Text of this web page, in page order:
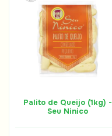
Palito de Queijo (1kg) -
Seu Ninico